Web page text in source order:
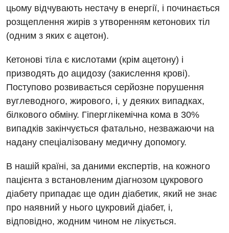
цьому відчувають нестачу в енергії, і починається
розщеплення жирів з утворенням кетонових тіл
(одним з яких є ацетон).
Кетонові тіла є кислотами (крім ацетону) і
призводять до ацидозу (закислення крові).
Поступово розвивається серйозне порушення
вуглеводного, жирового, і, у деяких випадках,
білкового обміну. Гіперглікемічна кома в 30%
випадків закінчується фатально, незважаючи на
надану спеціалізовану медичну допомогу.
В нашій країні, за даними експертів, на кожного
пацієнта з встановленим діагнозом цукрового
діабету припадає ще один діабетик, який не знає
про наявний у нього цукровий діабет, і,
відповідно, жодним чином не лікується.